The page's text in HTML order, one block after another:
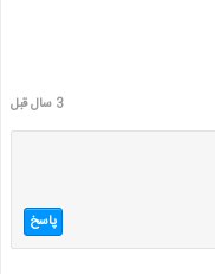
3 سال قبل
پاسخ